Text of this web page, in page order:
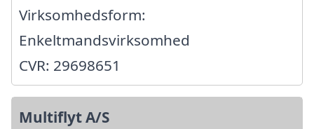
Virksomhedsform:
Enkeltmandsvirksomhed
CVR: 29698651
Multiflyt A/S